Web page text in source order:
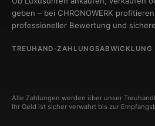
geben – bei CHRONOWERK
professioneller Bewertung und
TREUHAND-ZAHLUNGSABWICKLUNG
Alle Zahlungen werden über unser
Ihr Geld ist sicher verwahrt bis zur